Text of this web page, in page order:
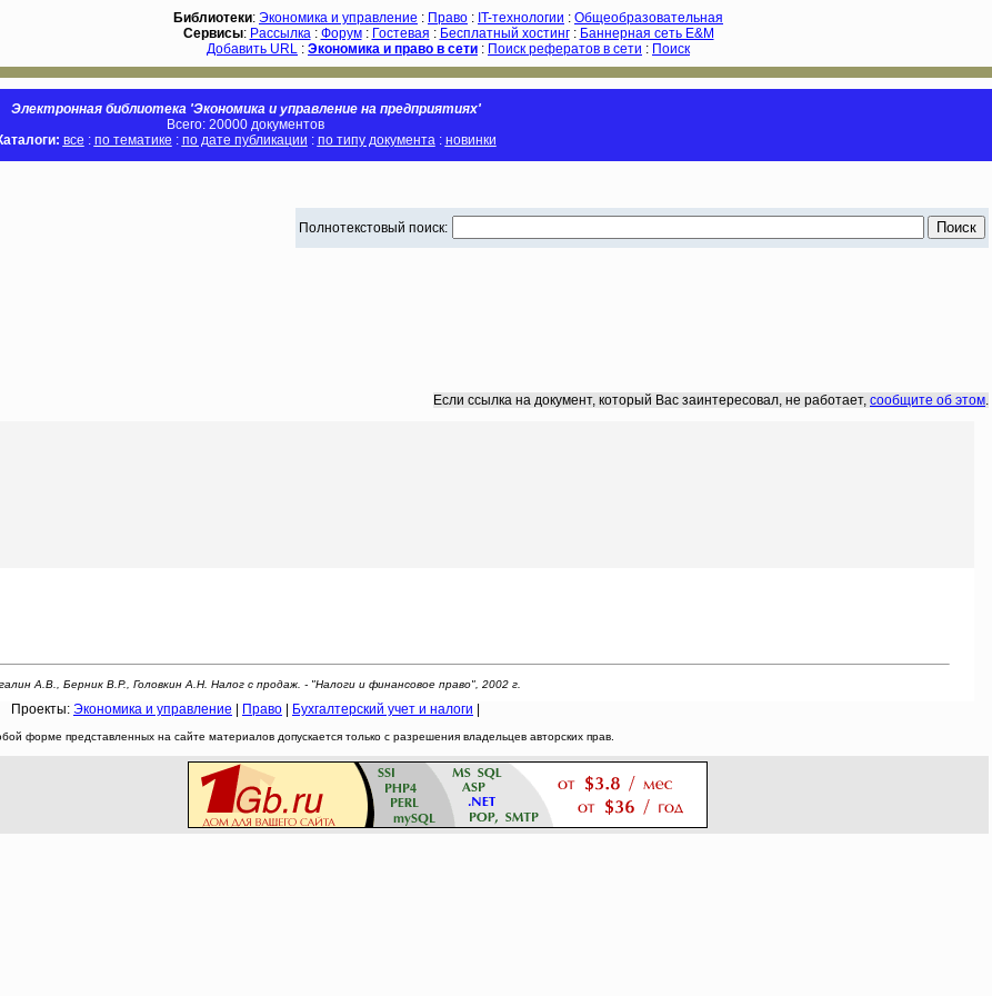
Библиотеки: Экономика и управление : Право : IT-технологии : Общеобразовательная
Сервисы: Рассылка: Форум: Гостевая : Бесплатный хостинг: Баннерная сеть E&M
Добавить URL : Экономика и право в сети : Поиск рефератов в сети : Поиск
Электронная библиотека 'Экономика и управление на предприятиях'
Всего: 20000 документов
все : по тематике : по дате публикации : по типу документа: новинки
Полнотекстовый поиск:
Если ссылка на документ, который Вас заинтересовал, не работает, сообщите об этом.
А.В., Берник В.Р., Головкин А.Н. Налог с продаж. - "Налоги и финансовое право", 2002 г.
Проекты: Экономика и управление Право Бухгалтерский учет и налоги
форме представленных на сайте материалов допускается только с разрешения владельцев авторских прав.